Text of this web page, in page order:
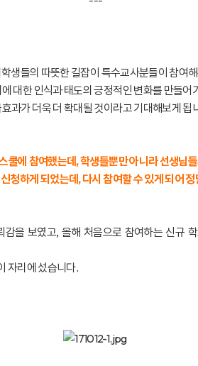
생들의 따뜻한 길잡이 특수교사분들이 참여
대한 인식과 태도의 긍정적인 변화를 만들
과가 더욱 더 확대될 것이라고 기대해보게 됩
쿨에 참여했는데, 학생들뿐만 아니라 선생님
청하게 되었는데, 다시 참여할 수 있게 되어
을 보였고, 올해 처음으로 참여하는 신규
자리에 섰습니다.